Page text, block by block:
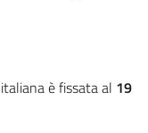
è fissata al 19